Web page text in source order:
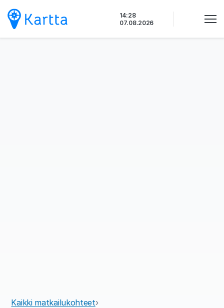
14:28
07.08.2026
Kaikki matkailukohteet›